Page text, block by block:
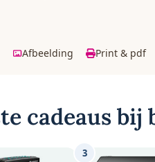
Afbeelding Print & pdf
cadeaus bij
3